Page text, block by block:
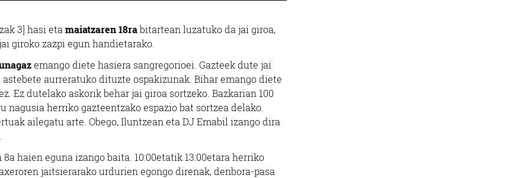
3] hasi eta maiatzaren 18rabitartean luzatuko da jai giroa,
giroko zazpi egun handietarako.
emango diete hasiera sangregorioei. Gazteek dute jai
aurreratuko dituzte ospakizunak. Bihar emango diete
Ez dutelako askorik behar jai giroa sortzeko. Bazkarian 100
herriko gazteentzako espazio bat sortzea delako.
ailegatu arte. Obego, Iluntzean eta DJ Emabil izango dira
haien eguna izango baita. 10:00etatik 13:00etara herriko
jaitsierarako urdurien egongo direnak, denbora-pasa